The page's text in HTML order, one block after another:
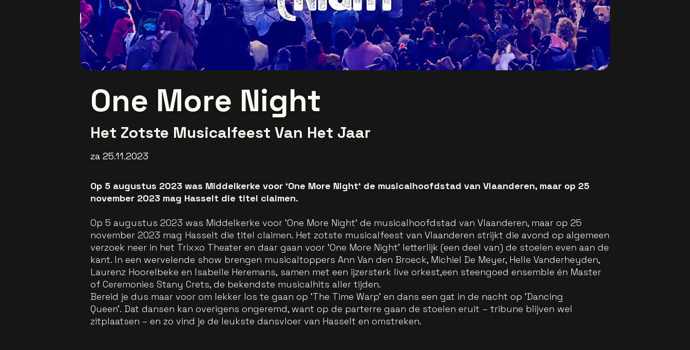
One More Night
Het Zotste Musicalfeest Van Het Jaar
za 25.11.2023
Op 5 augustus 2023 was Middelkerke voor ‘One More Night‘ de musicalhoofdstad van Vlaanderen, maar op 25
november 2023 mag Hasselt die titel claimen.
Op 5 augustus 2023 was Middelkerke voor ‘One More Night‘ de musicalhoofdstad van Vlaanderen, maar op 25
november 2023 mag Hasselt die titel claimen. Het zotste musicalfeest van Vlaanderen strijkt die avond op algemeen
verzoek neer in het Trixxo Theater en daar gaan voor ‘One More Night’ letterlijk (een deel van) de stoelen even aan de
kant. In een wervelende show brengen musicaltoppers Ann Van den Broeck, Michiel De Meyer, Helle Vanderheyden,
Laurenz Hoorelbeke en Isabelle Heremans, samen met een ijzersterk live orkest,een steengoed ensemble én Master
of Ceremonies Stany Crets, de bekendste musicalhits aller tijden.
Bereid je dus maar voor om lekker los te gaan op ‘The Time Warp’ en dans een gat in de nacht op ‘Dancing
Queen’. Dat dansen kan overigens ongeremd, want op de parterre gaan de stoelen eruit – tribune blijven wel
zitplaatsen – en zo vind je de leukste dansvloer van Hasselt en omstreken.